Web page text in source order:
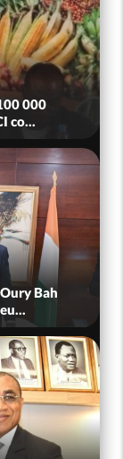
000
co...
Bah